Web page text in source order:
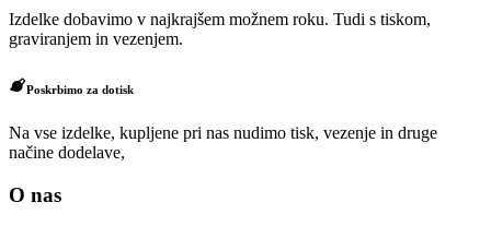
Izdelke dobavimo v najkrajšem možnem roku. Tudi s tiskom,
graviranjem in vezenjem.
Poskrbimo za dotisk
Na vse izdelke, kupljene pri nas nudimo tisk, vezenje in druge
načine dodelave,
O nas